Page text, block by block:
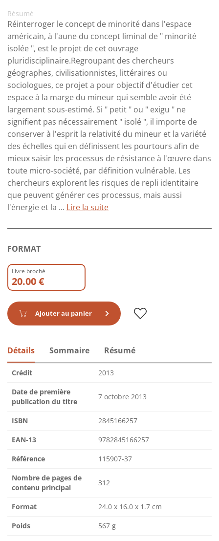
Résumé
Réinterroger le concept de minorité dans l'espace
américain, à l'aune du concept liminal de " minorité
isolée ", est le projet de cet ouvrage
pluridisciplinaire.Regroupant des chercheurs
géographes, civilisationnistes, littéraires ou
sociologues, ce projet a pour objectif d'étudier cet
espace à la marge du mineur qui semble avoir été
largement sous-estimé. Si " petit " ou " exigu " ne
signifient pas nécessairement " isolé ", il importe de
conserver à l'esprit la relativité du mineur et la variété
des échelles qui en définissent les pourtours afin de
mieux saisir les processus de résistance à l'œuvre dans
toute micro-société, par définition vulnérable. Les
chercheurs explorent les risques de repli identitaire
que peuvent générer ces processus, mais aussi
l'énergie et la ... Lire la suite
FORMAT
Livre broché
20.00 €
Ajouter au panier
Détails Sommaire Résumé
Crédit 2013
Date de première
publication du titre
7 octobre 2013
ISBN 2845166257
EAN-13 9782845166257
Référence 115907-37
Nombre de pages de
contenu principal
312
Format 24.0 x 16.0 x 1.7 cm
Poids 567 g